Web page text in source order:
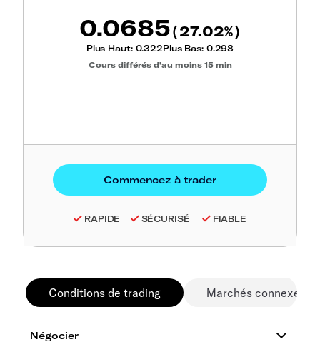
0.0685(27.02%)
Plus Haut: 0.322Plus Bas: 0.298
Cours différés d'au moins 15 min
RAPIDE SÉCURISÉ FIABLE
Conditions de trading Marchés connexes